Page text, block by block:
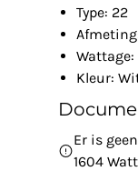
Type: 22
Wattage:
Kleur:
Er is
1604